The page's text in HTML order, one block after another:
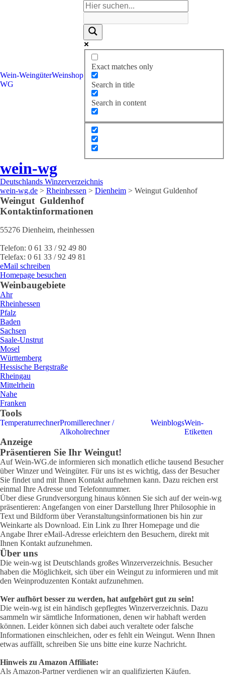
Wein-
WG
WeingüterWeinshop
Exact matches only
Search in title
Search in content
wein-wg
Deutschlands Winzerverzeichnis
wein-wg.de > Rheinhessen > Dienheim > Weingut Guldenhof
Weingut Guldenhof
Kontaktinformationen
55276 Dienheim, rheinhessen
Telefon: 0 61 33 / 92 49 80
Telefax: 0 61 33 / 92 49 81
eMail schreiben
Homepage besuchen
Weinbaugebiete
Ahr
Rheinhessen
Pfalz
Baden
Sachsen
Saale-Unstrut
Mosel
Württemberg
Hessische Bergstraße
Rheingau
Mittelrhein
Nahe
Franken
Tools
TemperaturrechnerPromillerechner /
Alkoholrechner
WeinblogsWein-
Etiketten
Anzeige
Präsentieren Sie Ihr Weingut!
Auf Wein-WG.de informieren sich monatlich etliche tausend Besucher
über Winzer und Weingüter. Für uns ist es wichtig, dass der Besucher
Sie findet und mit Ihnen Kontakt aufnehmen kann. Dazu reichen erst
einmal Ihre Adresse und Telefonnummer.
Über diese Grundversorgung hinaus können Sie sich auf der wein-wg
präsentieren: Angefangen von einer Darstellung Ihrer Philosophie in
Text und Bildform über Veranstaltungsinformationen bis hin zur
Weinkarte als Download. Ein Link zu Ihrer Homepage und die
Angabe Ihrer eMail-Adresse erleichtern den Besuchern, direkt mit
Ihnen Kontakt aufzunehmen.
Über uns
Die wein-wg ist Deutschlands großes Winzerverzeichnis. Besucher
haben die Möglichkeit, sich über ein Weingut zu informieren und mit
den Weinproduzenten Kontakt aufzunehmen.
Wer aufhört besser zu werden, hat aufgehört gut zu sein!
Die wein-wg ist ein händisch gepflegtes Winzerverzeichnis. Dazu
sammeln wir sämtliche Informationen, denen wir habhaft werden
können. Leider können sich dabei auch veraltete oder falsche
Informationen einschleichen, oder es fehlt ein Weingut. Wenn Ihnen
etwas auffällt, schreiben Sie uns bitte eine kurze Nachricht.
Hinweis zu Amazon Affiliate:
Als Amazon-Partner verdienen wir an qualifizierten Käufen.